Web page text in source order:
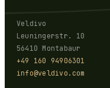
Veldivo
Leuningerstr. 10
56410 Montabaur
+49 160 94906301
info@veldivo.com